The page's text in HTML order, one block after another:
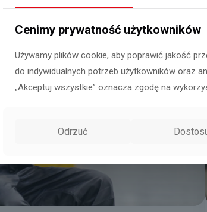
Cenimy prywatność użytkowników
Używamy plików cookie, aby poprawić jakość
do indywidualnych potrzeb użytkowników oraz
„Akceptuj wszystkie” oznacza zgodę na
Odrzuć